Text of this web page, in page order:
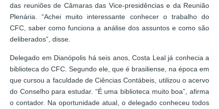
das reuniões de Câmaras das Vice-presidências e da Reunião
Plenária. “Achei muito interessante conhecer o trabalho do
CFC, saber como funciona a análise dos assuntos e como são
deliberados”, disse.
Delegado em Dianópolis há seis anos, Costa Leal já conhecia a
biblioteca do CFC. Segundo ele, que é brasiliense, na época em
que cursou a faculdade de Ciências Contábeis, utilizou o acervo
do Conselho para estudar. “É uma biblioteca muito boa”, afirma
o contador. Na oportunidade atual, o delegado conheceu todos